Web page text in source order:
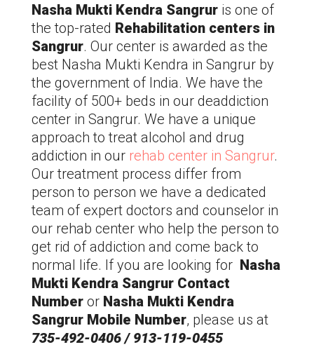
Nasha Mukti Kendra Sangrur is one of
the top-rated Rehabilitation centers in
Sangrur. Our center is awarded as the
best Nasha Mukti Kendra in Sangrur by
the government of India. We have the
facility of 500+ beds in our deaddiction
center in Sangrur. We have a unique
approach to treat alcohol and drug
addiction in our rehab center in Sangrur.
Our treatment process differ from
person to person we have a dedicated
team of expert doctors and counselor in
our rehab center who help the person to
get rid of addiction and come back to
normal life. If you are looking for Nasha
Mukti Kendra Sangrur Contact
Number or Nasha Mukti Kendra
Sangrur Mobile Number, please us at
735-492-0406 / 913-119-0455